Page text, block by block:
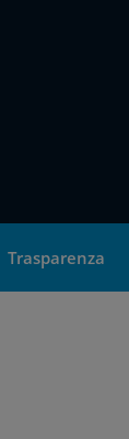
Trasparenza